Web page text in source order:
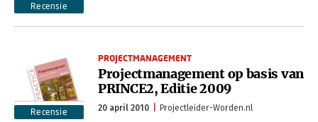
Recensie
Recensie
PROJECTMANAGEMENT
Projectmanagement op basis van
PRINCE2, Editie 2009
20 april 2010 Projectleider-Worden.nl